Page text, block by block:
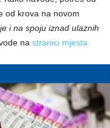
od krova na novom
i na spoju iznad ulaznih
na stranici mjesta.